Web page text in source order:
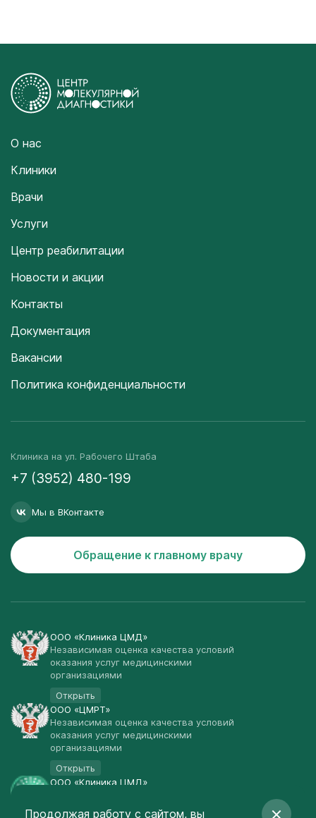
О нас
Клиники
Врачи
Услуги
Центр реабилитации
Новости и акции
Контакты
Документация
Вакансии
Политика конфиденциальности
Клиника на ул. Рабочего Штаба
+7 (3952) 480-199
Мы в ВКонтакте
Обращение к главному врачу
ООО «Клиника ЦМД»
Независимая оценка качества условий
оказания услуг медицинскими
организациями
Открыть
ООО «ЦМРТ»
Независимая оценка качества условий
оказания услуг медицинскими
организациями
Открыть
ООО «Клиника ЦМД»
Открыть
Продолжая работу с сайтом, вы